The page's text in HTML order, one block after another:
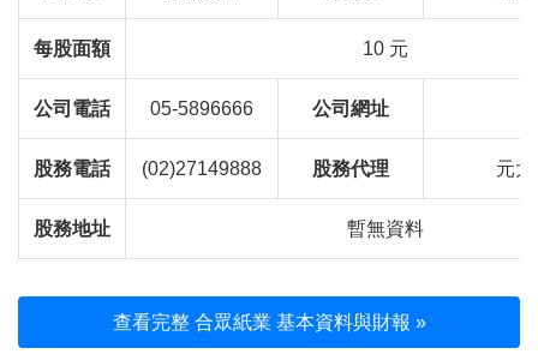
每股面額 10 元
公司電話 05-5896666 公司網址
股務電話 (02)27149888 股務代理 元
股務地址 暫無資料
查看完整 合眾紙業 基本資料與財報 »